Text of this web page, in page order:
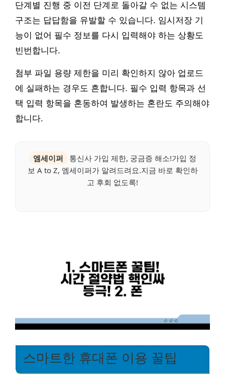
단계별 진행 중 이전 단계로 돌아갈 수 없는 시스템
구조는 답답함을 유발할 수 있습니다. 임시저장 기
능이 없어 필수 정보를 다시 입력해야 하는 상황도
빈번합니다.
첨부 파일 용량 제한을 미리 확인하지 않아 업로드
에 실패하는 경우도 흔합니다. 필수 입력 항목과 선
택 입력 항목을 혼동하여 발생하는 혼란도 주의해야
합니다.
엠세이퍼
통신사 가입 제한, 궁금증 해소!가입 정
보 A to Z, 엠세이퍼가 알려드려요.지금 바로 확인하
고 후회 없도록!
스마트한 휴대폰 이용 꿀팁